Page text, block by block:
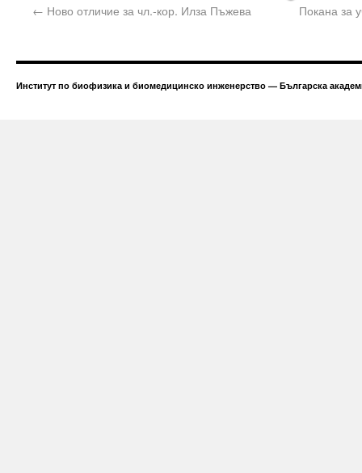
← Ново отличие за чл.-кор. Илза Пъжева Покана за
Институт по биофизика и биомедицинско инженерство — Българска